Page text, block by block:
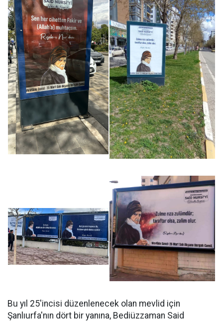
Bu yıl 25'incisi düzenlenecek olan mevlid için
Şanlıurfa'nın dört bir yanına, Bediüzzaman Said